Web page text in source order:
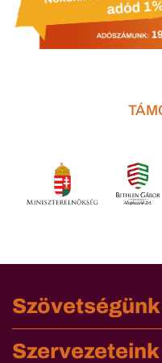
Szövetségünk
Szervezeteink